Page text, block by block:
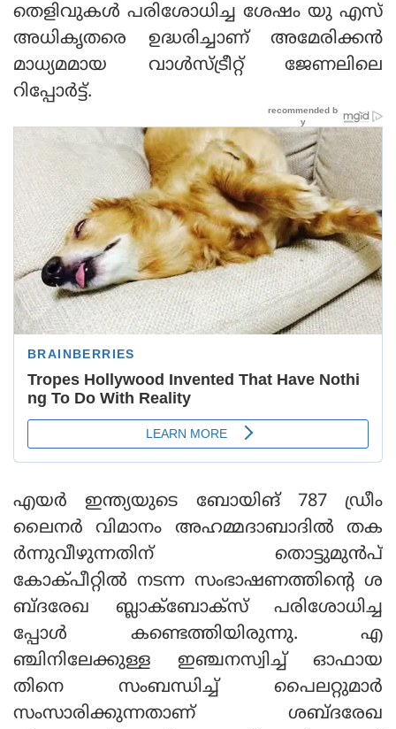
തെളിവുകള്‍ പരിശോധിച്ച ശേഷം യു എസ്
അധികൃതരെ ഉദ്ധരിച്ചാണ് അമേരിക്കന്‍
മാധ്യമമായ വാള്‍സ്ട്രീറ്റ് ജേണലിലെ
റിപ്പോര്‍ട്ട്.
എയര്‍ ഇന്ത്യയുടെ ബോയിങ് 787 ഡ്രീം
ലൈനര്‍ വിമാനം അഹമ്മദാബാദില്‍ തക
ര്‍ന്നുവീഴുന്നതിന് തൊട്ടുമുന്‍പ്
കോക്പീറ്റില്‍ നടന്ന സംഭാഷണത്തിന്റെ ശ
ബ്ദരേഖ ബ്ലാക്‌ബോക്‌സ് പരിശോധിച്ച
പ്പോള്‍ കണ്ടെത്തിയിരുന്നു. എ
ഞ്ചിനിലേക്കുള്ള ഇഞ്ചനസ്വിച്ച് ഓഫായ
തിനെ സംബന്ധിച്ച് പൈലറ്റുമാര്‍
സംസാരിക്കുന്നതാണ് ശബ്ദരേഖ